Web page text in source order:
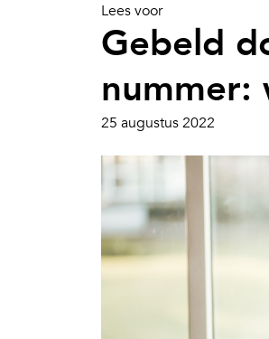
Lees voor
Gebeld
nummer:
25 augustus 2022